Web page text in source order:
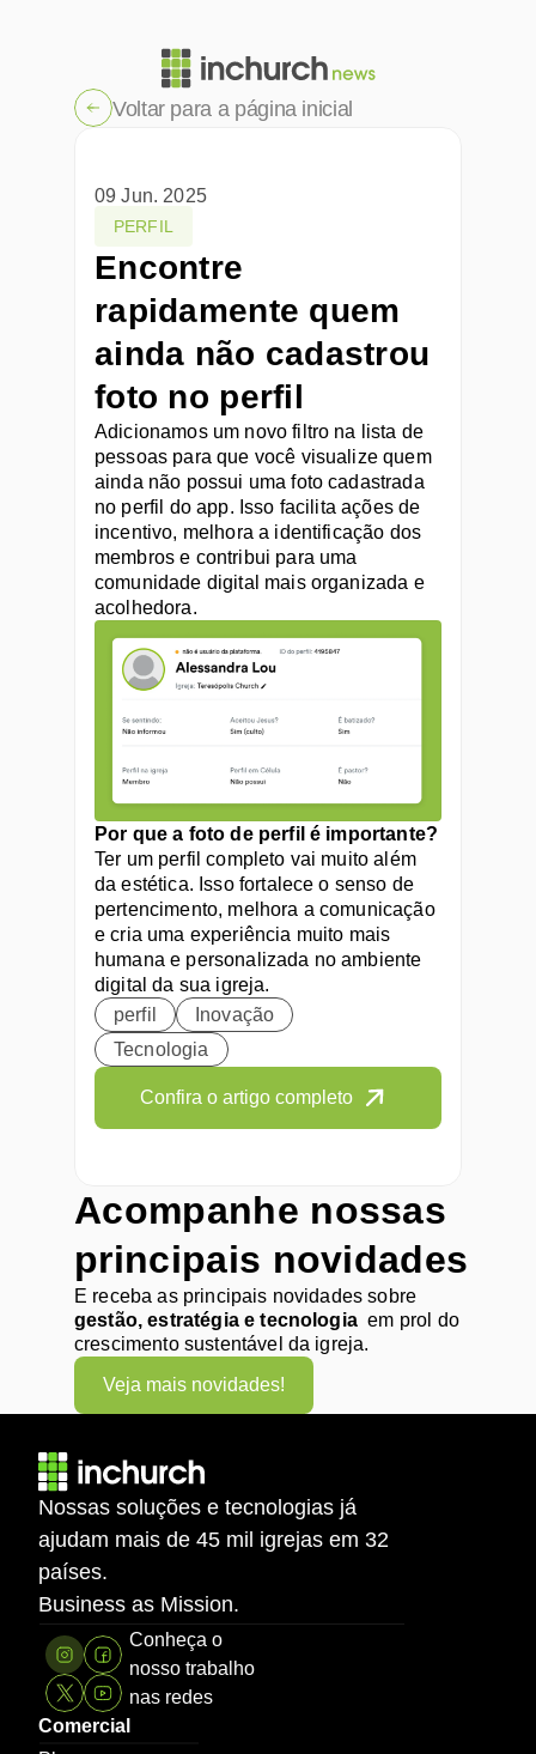
Acompanhe nossas
principais novidades
gestão, estratégia e tecnologia
  em prol do
crescimento sustentável da igreja.
Veja mais novidades!
09 Jun. 2025
PERFIL
Encontre
rapidamente quem
ainda não cadastrou
foto no perfil
Adicionamos um novo filtro na lista de
pessoas para que você visualize quem
ainda não possui uma foto cadastrada
no perfil do app. Isso facilita ações de
incentivo, melhora a identificação dos
membros e contribui para uma
comunidade digital mais organizada e
acolhedora.
perfil
Inovação
Tecnologia
Confira o artigo completo
Por que a foto de perfil é importante?
Ter um perfil completo vai muito além
da estética. Isso fortalece o senso de
pertencimento, melhora a comunicação
e cria uma experiência muito mais
humana e personalizada no ambiente
digital da sua igreja.
Voltar para a página inicial
Nossas soluções e tecnologias já
ajudam mais de 45 mil igrejas em 32
países.
Business as Mission.
Conheça o
nosso trabalho
nas redes
Comercial